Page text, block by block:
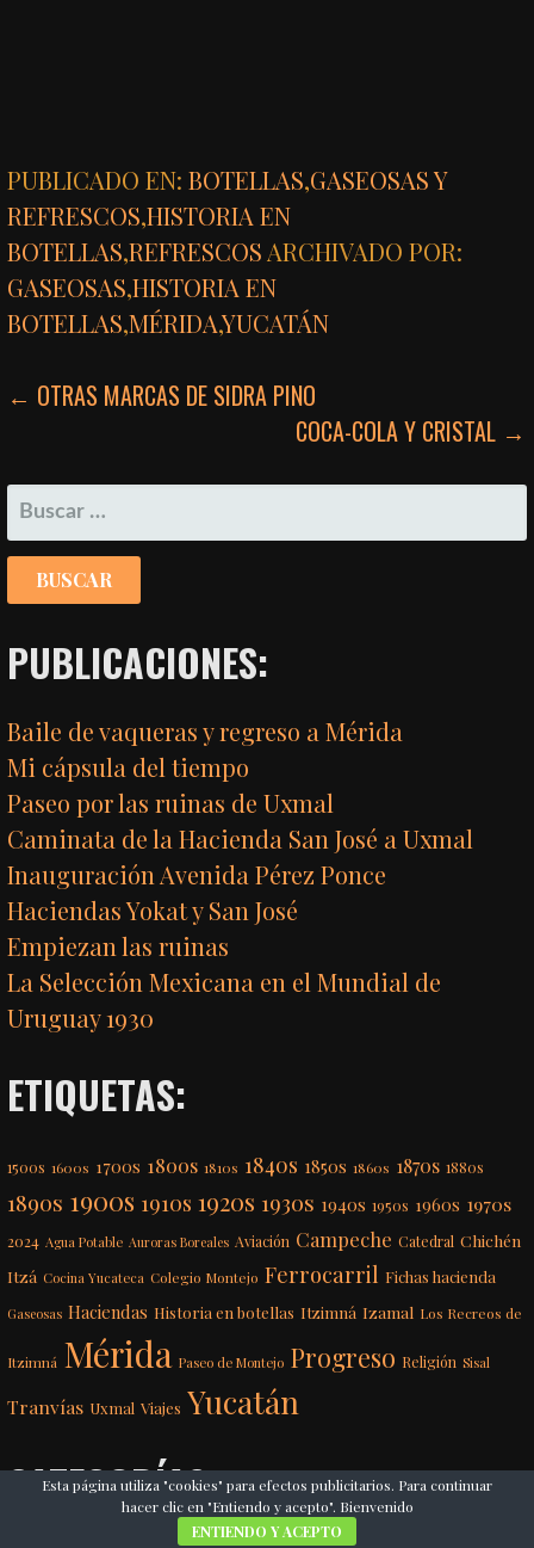
PUBLICADO EN:BOTELLAS,GASEOSAS Y
REFRESCOS,HISTORIA EN
BOTELLAS,REFRESCOS ARCHIVADO POR:
GASEOSAS,HISTORIA EN
BOTELLAS,MÉRIDA,YUCATÁN
NAVEGACIÓN
ENTRADAS
← OTRAS MARCAS DE SIDRA PINO
COCA-COLA Y CRISTAL →
BUSCAR:
PUBLICACIONES:
Baile de vaqueras y regreso a Mérida
Mi cápsula del tiempo
Paseo por las ruinas de Uxmal
Caminata de la Hacienda San José a Uxmal
Inauguración Avenida Pérez Ponce
Haciendas Yokat y San José
Empiezan las ruinas
La Selección Mexicana en el Mundial de
Uruguay 1930
ETIQUETAS:
1500s 1600s 1700s 1800s 1810s 1840s 1850s 1860s 1870s 1880s
1890s 1900s 1910s 1920s 1930s 1940s 1950s 1960s 1970s
2024 Agua Potable Auroras Boreales Aviación Campeche Catedral Chichén
Itzá Cocina Yucateca Colegio Montejo Ferrocarril Fichas hacienda
Gaseosas Haciendas Historia en botellas Itzimná Izamal Los Recreos de
Itzimná Mérida Paseo de Montejo Progreso Religión Sisal
Tranvías Uxmal Viajes Yucatán
CATEGORÍAS
Esta página utiliza "cookies" para efectos publicitarios. Para continuar
hacer clic en "Entiendo y acepto". Bienvenido
ENTIENDO Y ACEPTO